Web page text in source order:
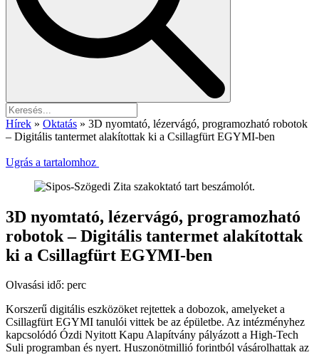
Hírek » Oktatás » 3D nyomtató, lézervágó, programozható robotok
– Digitális tantermet alakítottak ki a Csillagfürt EGYMI-ben
Ugrás a tartalomhoz
3D nyomtató, lézervágó, programozható
robotok – Digitális tantermet alakítottak
ki a Csillagfürt EGYMI-ben
Olvasási idő: perc
Korszerű digitális eszközöket rejtettek a dobozok, amelyeket a
Csillagfürt EGYMI tanulói vittek be az épületbe. Az intézményhez
kapcsolódó Ózdi Nyitott Kapu Alapítvány pályázott a High-Tech
Suli programban és nyert. Huszonötmillió forintból vásárolhattak az